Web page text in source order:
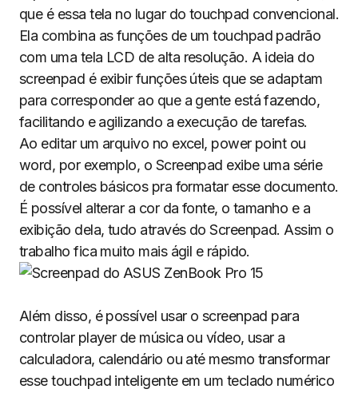
que é essa tela no lugar do touchpad convencional.
Ela combina as funções de um touchpad padrão
com uma tela LCD de alta resolução. A ideia do
screenpad é exibir funções úteis que se adaptam
para corresponder ao que a gente está fazendo,
facilitando e agilizando a execução de tarefas.
Ao editar um arquivo no excel, power point ou
word, por exemplo, o Screenpad exibe uma série
de controles básicos pra formatar esse documento.
É possível alterar a cor da fonte, o tamanho e a
exibição dela, tudo através do Screenpad. Assim o
trabalho fica muito mais ágil e rápido.
Além disso, é possível usar o screenpad para
controlar player de música ou vídeo, usar a
calculadora, calendário ou até mesmo transformar
esse touchpad inteligente em um teclado numérico